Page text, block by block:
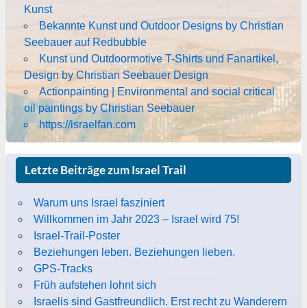
Kunst
Bekannte Kunst und Outdoor Designs by Christian
Seebauer auf Redbubble
Kunst und Outdoormotive T-Shirts und Fanartikel,
Design by Christian Seebauer Design
Actionpainting | Environmental and social critical
oil paintings by Christian Seebauer
https://israelfan.com
Letzte Beiträge zum Israel Trail
Warum uns Israel fasziniert
Willkommen im Jahr 2023 – Israel wird 75!
Israel-Trail-Poster
Beziehungen leben. Beziehungen lieben.
GPS-Tracks
Früh aufstehen lohnt sich
Israelis sind Gastfreundlich. Erst recht zu Wanderern